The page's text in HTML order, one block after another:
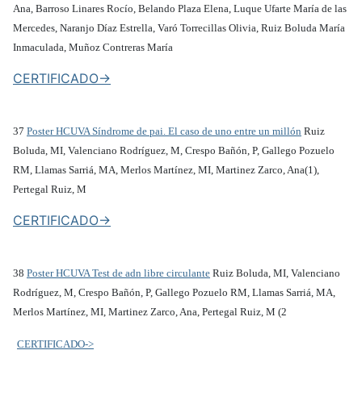
Ana, Barroso Linares Rocío, Belando Plaza Elena, Luque Ufarte María de las
Mercedes, Naranjo Díaz Estrella, Varó Torrecillas Olivia, Ruiz Boluda María
Inmaculada, Muñoz Contreras María
CERTIFICADO->
37 Poster HCUVA Síndrome de pai. El caso de uno entre un millón Ruiz
Boluda, MI, Valenciano Rodríguez, M, Crespo Bañón, P, Gallego Pozuelo
RM, Llamas Sarriá, MA, Merlos Martínez, MI, Martinez Zarco, Ana(1),
Pertegal Ruiz, M
CERTIFICADO->
38 Poster HCUVA Test de adn libre circulante Ruiz Boluda, MI, Valenciano
Rodríguez, M, Crespo Bañón, P, Gallego Pozuelo RM, Llamas Sarriá, MA,
Merlos Martínez, MI, Martinez Zarco, Ana, Pertegal Ruiz, M (2
CERTIFICADO->